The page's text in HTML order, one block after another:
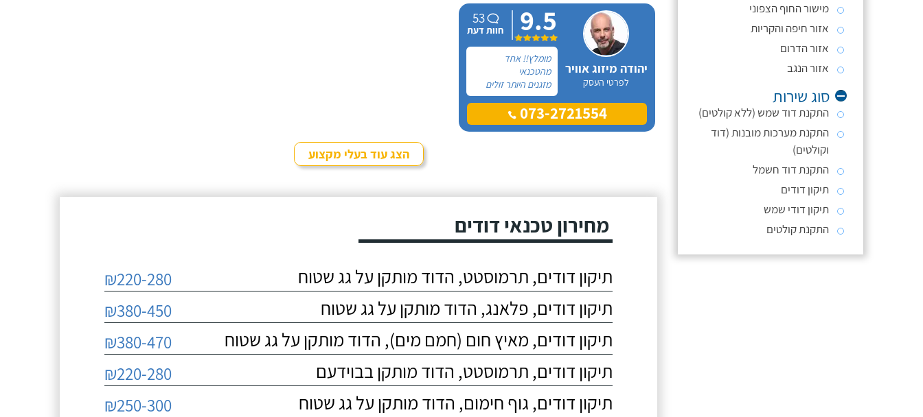
מישור החוף הצפוני
אזור חיפה והקריות
אזור הדרום
אזור הנגב
סוג שירות
התקנת דוד שמש (ללא קולטים)
התקנת מערכות מובנות (דוד
וקולטים)
התקנת דוד חשמל
תיקון דודים
תיקון דודי שמש
התקנת קולטים
שם כמה האנשים
המליצו על "אלכס
דודי שמש וחשמל".
יהודה מיזוג אוויר
לפרטי העסק
9.5
53
חוות דעת
מומלץ!! אחד
מהטכנאי
מזגנים היותר זולים
שיצא לי להיתקל
בהם... פניתי אליו
לצורך מילוי של גז073-2721554
הצג עוד בעלי מקצוע
מחירון טכנאי דודים
תיקון דודים, תרמוסטט, הדוד מותקן על גג שטוח ₪220-280
תיקון דודים, פלאנג, הדוד מותקן על גג שטוח ₪380-450
תיקון דודים, מאיץ חום (חמם מים), הדוד מותקן על גג שטוח ₪380-470
תיקון דודים, תרמוסטט, הדוד מותקן בבוידעם ₪220-280
תיקון דודים, גוף חימום, הדוד מותקן על גג שטוח ₪250-300